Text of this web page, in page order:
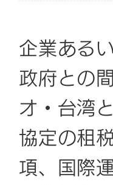
企業ある
政府との
オ・台湾
協定の租
項、国際